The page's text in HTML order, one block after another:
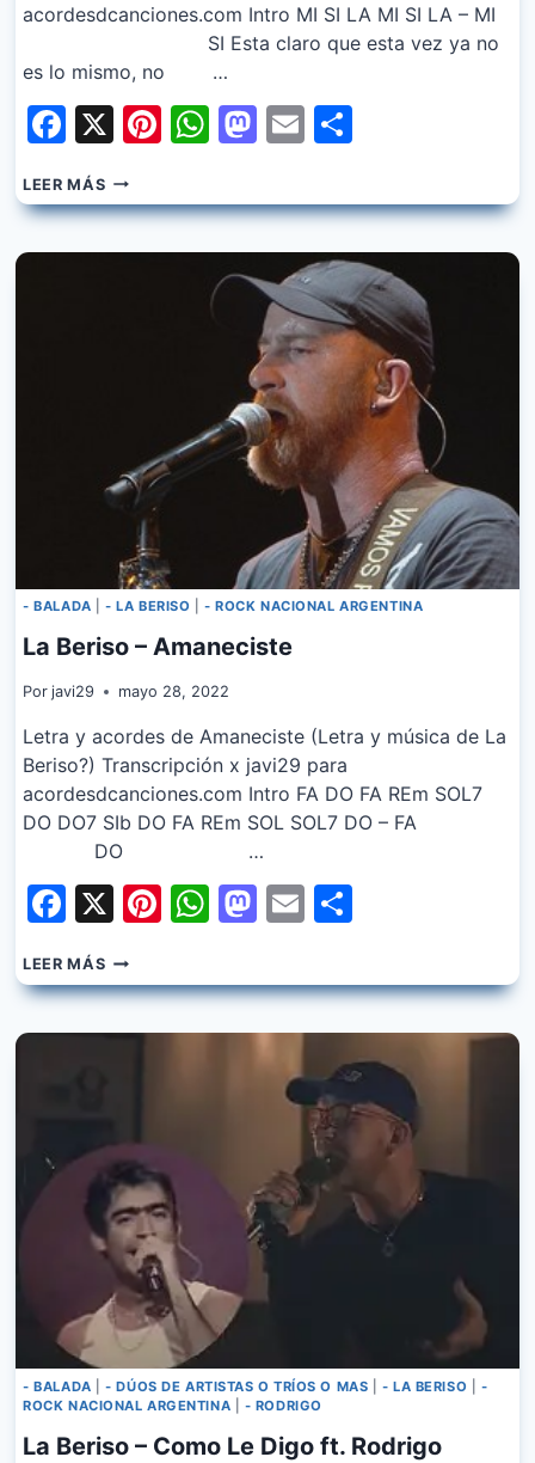
acordesdcanciones.com Intro MI SI LA MI SI LA – MI
SI Esta claro que esta vez ya no
es lo mismo, no …
Facebook
X Pinterest
WhatsApp
Mastodon
Email
LEER MÁSLA
BERISO
–
- BALADA |- LA BERISO |- ROCK NACIONAL ARGENTINA
La Beriso – Amaneciste
Por javi29 mayo 28, 2022
Letra y acordes de Amaneciste (Letra y música de La
Beriso?) Transcripción x javi29 para
acordesdcanciones.com Intro FA DO FA REm SOL7
DO DO7 SIb DO FA REm SOL SOL7 DO – FA
DO …
Facebook
X Pinterest
WhatsApp
Mastodon
Email
LEER MÁSLA
BERISO
–
- BALADA |- DÚOS DE ARTISTAS O TRÍOS O MAS - LA BERISO
-
ROCK NACIONAL ARGENTINA
- RODRIGO
La Beriso – Como Le Digo ft. Rodrigo